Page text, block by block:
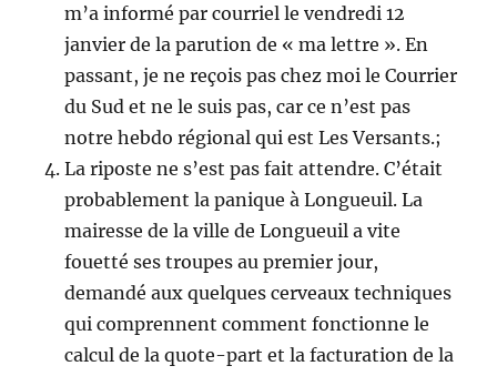
m’a informé par courriel le vendredi 12
janvier de la parution de « ma lettre ». En
passant, je ne reçois pas chez moi le Courrier
du Sud et ne le suis pas, car ce n’est pas
notre hebdo régional qui est Les Versants.;
La riposte ne s’est pas fait attendre. C’était
probablement la panique à Longueuil. La
mairesse de la ville de Longueuil a vite
fouetté ses troupes au premier jour,
demandé aux quelques cerveaux techniques
qui comprennent comment fonctionne le
calcul de la quote-part et la facturation de la